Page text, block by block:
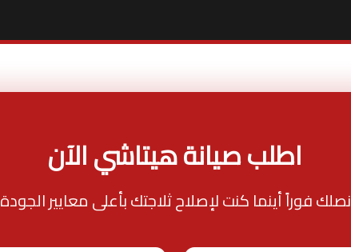
اطلب صيانة هيتاشي الآن
نصلك فوراً أينما كنت لإصلاح ثلاجتك بأعلى معايير الجودة